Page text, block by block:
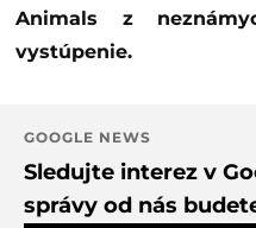
Animals z
vystúpenie.
GOOGLE NEWS
Sledujte interez v
správy od nás